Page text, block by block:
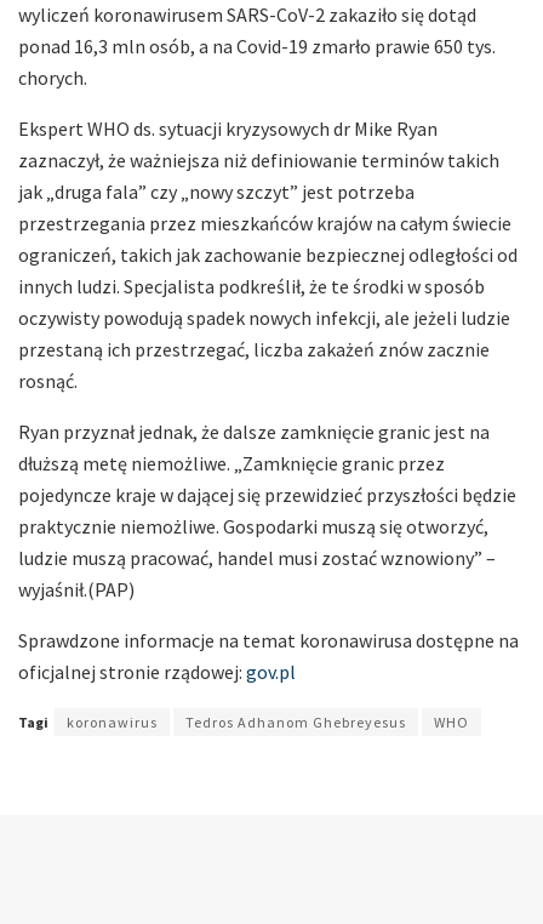
wyliczeń koronawirusem SARS-CoV-2 zakaziło się dotąd
ponad 16,3 mln osób, a na Covid-19 zmarło prawie 650 tys.
chorych.
Ekspert WHO ds. sytuacji kryzysowych dr Mike Ryan
zaznaczył, że ważniejsza niż definiowanie terminów takich
jak „druga fala” czy „nowy szczyt” jest potrzeba
przestrzegania przez mieszkańców krajów na całym świecie
ograniczeń, takich jak zachowanie bezpiecznej odległości od
innych ludzi. Specjalista podkreślił, że te środki w sposób
oczywisty powodują spadek nowych infekcji, ale jeżeli ludzie
przestaną ich przestrzegać, liczba zakażeń znów zacznie
rosnąć.
Ryan przyznał jednak, że dalsze zamknięcie granic jest na
dłuższą metę niemożliwe. „Zamknięcie granic przez
pojedyncze kraje w dającej się przewidzieć przyszłości będzie
praktycznie niemożliwe. Gospodarki muszą się otworzyć,
ludzie muszą pracować, handel musi zostać wznowiony” –
wyjaśnił.(PAP)
Sprawdzone informacje na temat koronawirusa dostępne na
oficjalnej stronie rządowej: gov.pl
Tagi koronawirus Tedros Adhanom Ghebreyesus WHO